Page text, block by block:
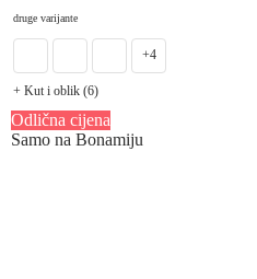
druge varijante
+4
+ Kut i oblik (6)
Odlična cijena
Samo na Bonamiju